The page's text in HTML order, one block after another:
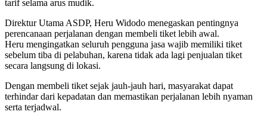
tarif selama arus mudik.
Direktur Utama ASDP, Heru Widodo menegaskan pentingnya
perencanaan perjalanan dengan membeli tiket lebih awal.
Heru mengingatkan seluruh pengguna jasa wajib memiliki tiket
sebelum tiba di pelabuhan, karena tidak ada lagi penjualan tiket
secara langsung di lokasi.
Dengan membeli tiket sejak jauh-jauh hari, masyarakat dapat
terhindar dari kepadatan dan memastikan perjalanan lebih nyaman
serta terjadwal.